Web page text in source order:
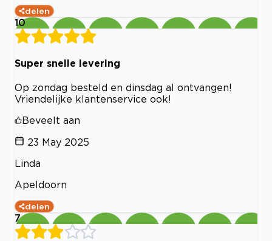
delen
10
Super snelle levering
Op zondag besteld en dinsdag al ontvangen!
Vriendelijke klantenservice ook!
Beveelt aan
23 May 2025
Linda
Apeldoorn
delen
7